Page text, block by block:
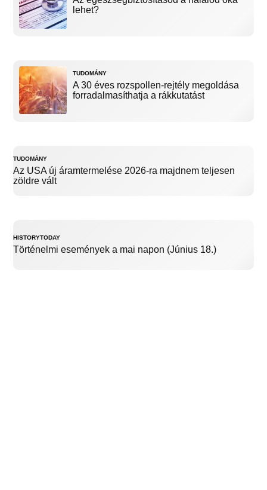
lehet?
TUDOMÁNY
A 30 éves rozspollen-rejtély megoldása
forradalmasíthatja a rákkutatást
TUDOMÁNY
Az USA új áramtermelése 2026-ra majdnem teljesen
zöldre vált
HISTORYTODAY
Történelmi események a mai napon (Június 18.)